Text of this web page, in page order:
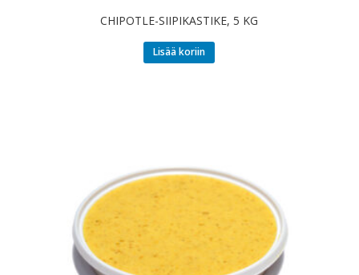
CHIPOTLE-SIIPIKASTIKE, 5 KG
Lisää koriin